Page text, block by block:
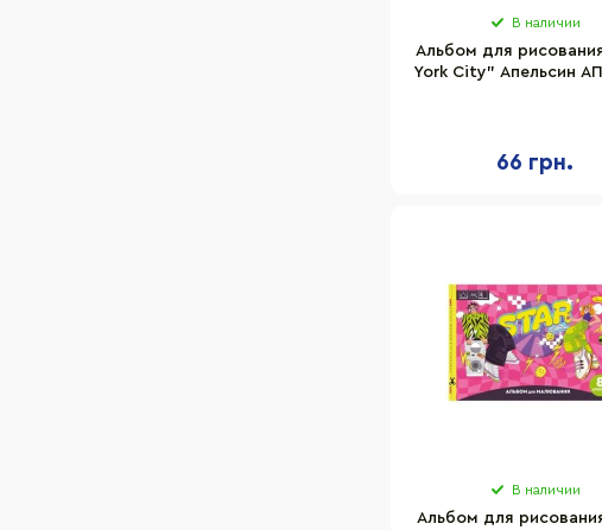
В наличии
Альбом для
York City" Апельсин
66 грн.
В наличии
Альбом для